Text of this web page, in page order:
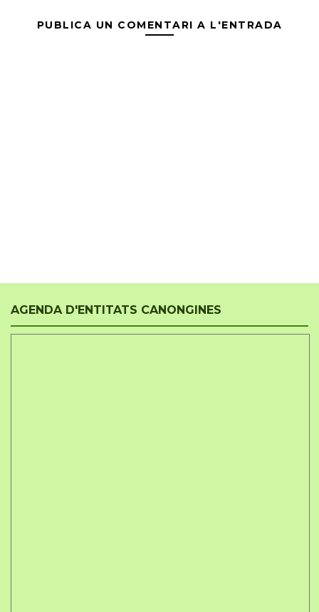
PUBLICA UN COMENTARI A L'ENTRADA
AGENDA D'ENTITATS CANONGINES